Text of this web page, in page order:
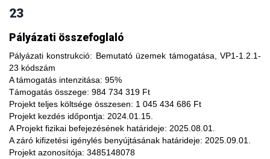
23
Pályázati összefoglaló
Pályázati konstrukció: Bemutató üzemek támogatása, VP1-1.2.1-
23 kódszám
A támogatás intenzitása: 95%
Támogatás összege: 984 734 319 Ft
Projekt teljes költsége összesen: 1 045 434 686 Ft
Projekt kezdés időpontja: 2024.01.15.
A Projekt fizikai befejezésének határideje: 2025.08.01.
A záró kifizetési igénylés benyújtásának határideje: 2025.09.01.
Projekt azonosítója: 3485148078
A fajtakísérleti és fajtakitermesztési állomások
modernizálásával, olyan növényfajta kísérleteket lehet
végezni, melyekkel limitálhatóak a mezőgazdasági termesztés
bizonytalanságából adódó negatív hatások, növelhető a
termésbiztonság, valamint a növényi kórokozókkal, kártevőkkel
szembeni ellenálló képesség. A fajtakísérlet során megszerzett
tapasztalatok átadása az agrárgazdaság szereplői részére egy
olyan, a hagyományostól eltérő jellegű tudás megszerzési
lehetőség, amelynek során a résztvevők elsősorban
gyakorlatorientált ismeretanyaggal, tapasztalatokkal
gazdagodhatnak, a fajtahasználaton túl, az aktuális termelési